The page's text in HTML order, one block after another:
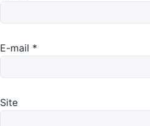
E-mail *
Site